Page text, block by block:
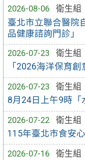
2026-08-06
衛生組
臺北市立聯合醫院
品健康諮詢門診」
2026-07-23
衛生組
「2026海洋保育創
2026-07-23
衛生組
8月24日上午9時「
2026-07-22
衛生組
115年臺北市食安
2026-07-16
衛生組